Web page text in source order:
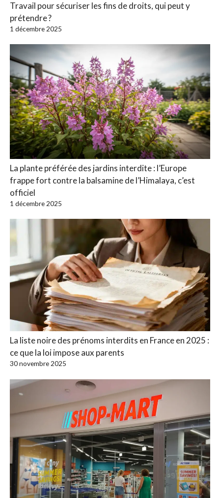
Travail pour sécuriser les fins de droits, qui peut y
prétendre ?
1 décembre 2025
La plante préférée des jardins interdite : l’Europe
frappe fort contre la balsamine de l’Himalaya, c’est
officiel
1 décembre 2025
La liste noire des prénoms interdits en France en 2025 :
ce que la loi impose aux parents
30 novembre 2025